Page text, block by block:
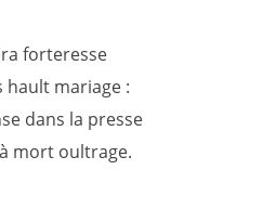
forteresse
hault mariage :
dans la presse
mort oultrage.